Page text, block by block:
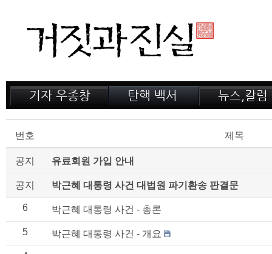
기자 우종창
저서 소개
탄핵 백서
거짓의 산
뉴스,칼럼
공지,새소식
전문가 칼럼
번호
제목
공지
유료회원 가입 안내
공지
박근혜 대통령 사건 대법원 파기환송 판결문
6 박근혜 대통령 사건 - 총론
5 박근혜 대통령 사건 - 개요